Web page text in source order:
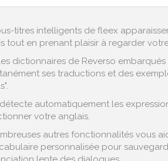
titres intelligents de fleex
tout en prenant plaisir à regarder
dictionnaires de Reverso
ses traductions et des
automatiquement les
votre anglais.
autres fonctionnalités vous
personnalisée pour